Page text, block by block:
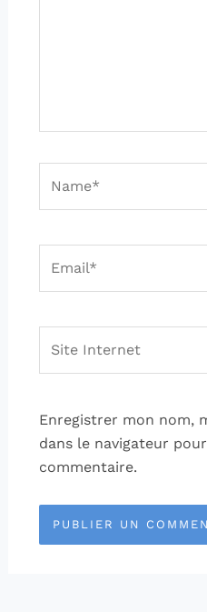
Enregistrer mon nom,
dans le navigateur
commentaire.